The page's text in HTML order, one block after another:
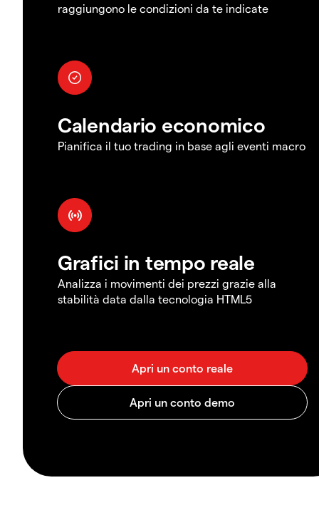
raggiungono le condizioni da te indicate
Calendario economico
Pianifica il tuo trading in base agli eventi macro
Grafici in tempo reale
Analizza i movimenti dei prezzi grazie alla
stabilità data dalla tecnologia HTML5